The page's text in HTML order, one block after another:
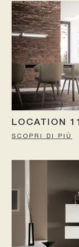
LOCATION 11
SCOPRI DI PIÙ